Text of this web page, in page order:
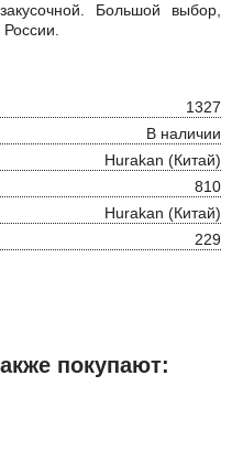
Большой выбор,
1327
В наличии
Hurakan (Китай)
810
Hurakan (Китай)
229
покупают: